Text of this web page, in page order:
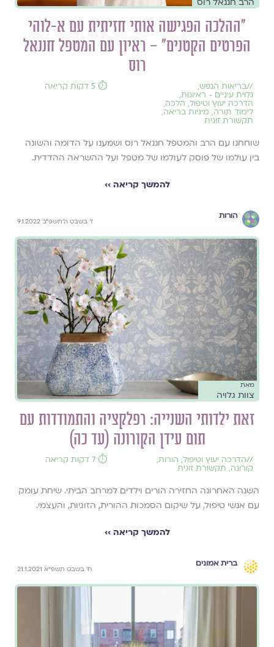
״ההלכה הפגישה אותי חזיתית עם א-לוהי
הפרטים הקטנים״ – ראיון עם המטפל חננאל
רוס
//בריאות הנפש,
גלוית עיניים - ראיונות,
הדרכה יעוץ וטיפול, הלכה,
לימוד תורה, מיניות בריאה,
תקשורת זוגית
⏱️ 5 דקות קריאה
שוחחנו עם הרב והמטפל חננאל רוס ושמענו על הדומה והשונה
בין עולמו של פוסק לעולמו של מטפל ועל ההשראה ההדדית.
להמשך קריאה ››
הורות
ז׳ בשבט ה׳תשפ״ב 9.1.2022
מאת
צוות גלויה
זאת ילדותי השנייה: רפלקציה והתמודדות עם
תום עידן הקורונה (עד כה)
//הדרכה יעוץ וטיפול, הורות,
קורונה, תקשורת זוגית
⏱️ 7 דקות קריאה
השנה האחרונה החזירה הורים וילדים למרחב הביתי. שיחת עומק
עם אנשי טיפול, על שיקום הסמכות ההורית, הזוגיות, והעצמי.
להמשך קריאה ››
ברית אמונים
ח׳ בשבט תשפ״א 21.1.2021